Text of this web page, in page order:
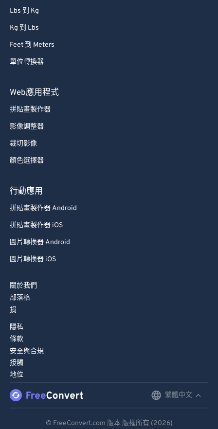
Lbs 到 Kg
Kg 到 Lbs
Feet 到 Meters
單位轉換器
Web應用程式
拼貼畫製作器
影像調整器
裁切影像
顏色選擇器
行動應用
拼貼畫製作器 Android
拼貼畫製作器 iOS
圖片轉換器 Android
圖片轉換器 iOS
關於我們
部落格
捐
隱私
條款
安全與合規
接觸
地位
繁體中文
© FreeConvert.com 版本 版權所有 (2026)